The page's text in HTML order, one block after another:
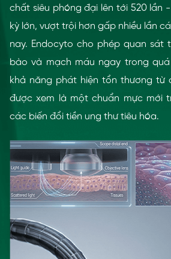
chất siêu phóng đại lên tới 520 lần
kỳ lớn, vượt trội hơn gấp nhiều lần
nay. Endocyto cho phép quan sát
bào và mạch máu ngay trong
khả năng phát hiện tổn thương
được xem là một chuẩn mực mới
các biến đổi tiền ung thư tiêu hóa.